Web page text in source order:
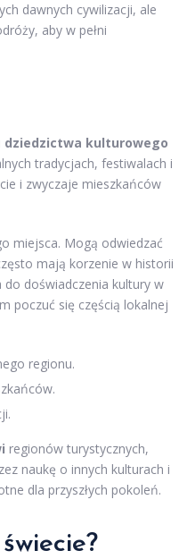
dawnych cywilizacji, ale
aby w pełni
dziedzictwa kulturowego
tradycjach, festiwalach i
i zwyczaje mieszkańców
miejsca. Mogą odwiedzać
mają korzenie w historii
do doświadczenia kultury w
poczuć się częścią lokalnej
regionu.
regionów turystycznych,
naukę o innych kulturach i
dla przyszłych pokoleń.